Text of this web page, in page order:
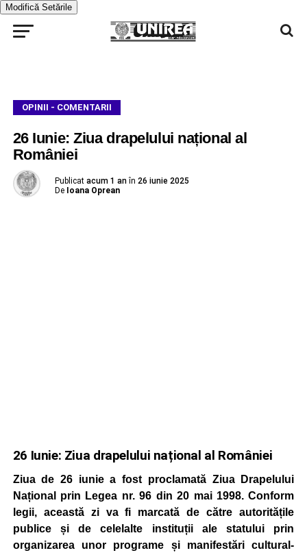
Modifică Setările
OPINII - COMENTARII
26 Iunie: Ziua drapelului național al
României
Publicat acum 1 an în 26 iunie 2025
De Ioana Oprean
26 Iunie: Ziua drapelului național al României
Ziua de 26 iunie a fost proclamată Ziua Drapelului
Național prin Legea nr. 96 din 20 mai 1998. Conform
legii, această zi va fi marcată de către autoritățile
publice și de celelalte instituții ale statului prin
organizarea unor programe și manifestări cultural-